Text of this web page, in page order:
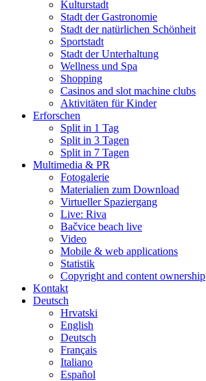
Kulturstadt
Stadt der Gastronomie
Stadt der natürlichen Schönheit
Sportstadt
Stadt der Unterhaltung
Wellness und Spa
Shopping
Casinos and slot machine clubs
Aktivitäten für Kinder
Erforschen
Split in 1 Tag
Split in 3 Tagen
Split in 7 Tagen
Multimedia & PR
Fotogalerie
Materialien zum Download
Virtueller Spaziergang
Live: Riva
Bačvice beach live
Video
Mobile & web applications
Statistik
Copyright and content ownership
Kontakt
Deutsch
Hrvatski
English
Deutsch
Français
Italiano
Español